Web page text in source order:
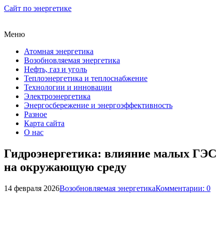
Сайт по энергетике
Меню
Атомная энергетика
Возобновляемая энергетика
Нефть, газ и уголь
Теплоэнергетика и теплоснабжение
Технологии и инновации
Электроэнергетика
Энергосбережение и энергоэффективность
Разное
Карта сайта
О нас
Гидроэнергетика: влияние малых ГЭС
на окружающую среду
14 февраля 2026Возобновляемая энергетикаКомментарии: 0